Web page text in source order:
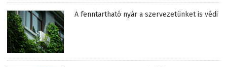
A fenntartható nyár a szervezetünket is védi